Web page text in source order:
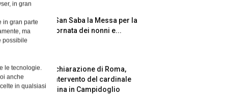
in gran
in gran parte
ma
possibile
le tecnologie.
anche
in qualsiasi
A San Saba la Messa per la
Giornata dei nonni e...
Dichiarazione di Roma,
l’intervento del cardinale
Reina in Campidoglio